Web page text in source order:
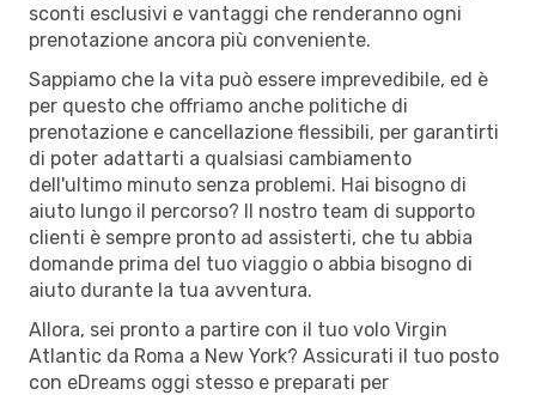
sconti esclusivi e vantaggi che renderanno ogni
prenotazione ancora più conveniente.
Sappiamo che la vita può essere imprevedibile, ed è
per questo che offriamo anche politiche di
prenotazione e cancellazione flessibili, per garantirti
di poter adattarti a qualsiasi cambiamento
dell'ultimo minuto senza problemi. Hai bisogno di
aiuto lungo il percorso? Il nostro team di supporto
clienti è sempre pronto ad assisterti, che tu abbia
domande prima del tuo viaggio o abbia bisogno di
aiuto durante la tua avventura.
Allora, sei pronto a partire con il tuo volo Virgin
Atlantic da Roma a New York? Assicurati il tuo posto
con eDreams oggi stesso e preparati per